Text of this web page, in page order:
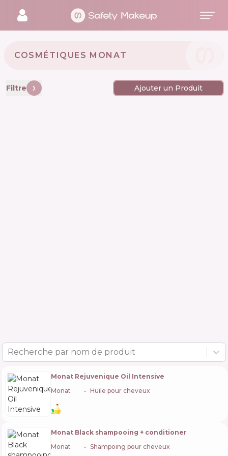
COSMÉTIQUES MONAT 🇺🇸
Filtre Ajouter un Produit
Recherche par nom de produit
Monat Rejuvenique Oil Intensive
Monat
Huile pour cheveux
Monat Black shampooing + conditioner
Monat
Shampoing pour cheveux